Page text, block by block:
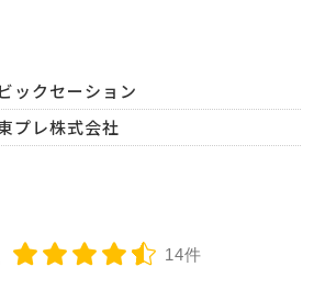
ビックセーション
プレ株式会社
14件